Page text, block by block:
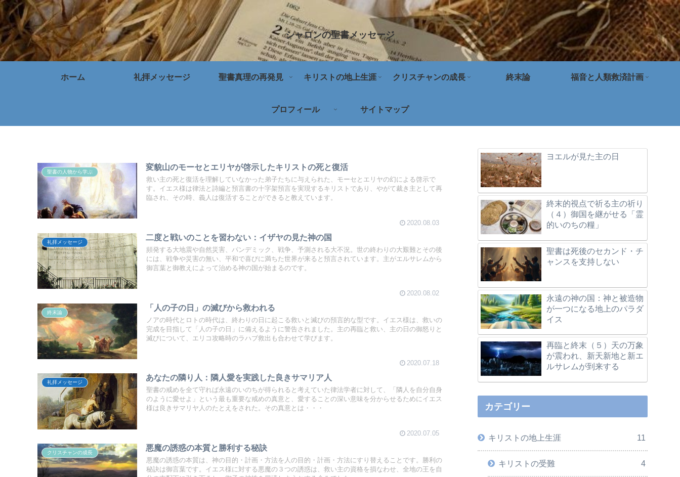
シャロンの聖書メッセージ
ホーム 礼拝メッセージ 聖書真理の再発見 キリストの地上生涯 クリスチャンの成長 終末論 福音と人類救済計画
プロフィール サイトマップ
聖書の人物から学ぶ
変貌山のモーセとエリヤが啓示したキリストの死と復活
救い主の死と復活を理解していなかった弟子たちに与えられた、モーセとエリヤの幻による啓示で
す。イエス様は律法と詩編と預言書の十字架預言を実現するキリストであり、やがて裁き主として再
臨され、その時、義人は復活することができると教えています。
2020.08.03
礼拝メッセージ
二度と戦いのことを習わない：イザヤの見た神の国
頻発する大地震や自然災害、パンデミック、戦争、予測される大不況。世の終わりの大艱難とその後
には、戦争や災害の無い、平和で喜びに満ちた世界が来ると預言されています。主がエルサレムから
御言葉と御教えによって治める神の国が始まるのです。
2020.08.02
終末論
「人の子の日」の滅びから救われる
ノアの時代とロトの時代は、終わりの日に起こる救いと滅びの預言的な型です。イエス様は、救いの
完成を目指して「人の子の日」に備えるように警告されました。主の再臨と救い、主の日の御怒りと
滅びについて、エリコ攻略時のラハブ救出も合わせて学びます。
2020.07.18
礼拝メッセージ
あなたの隣り人：隣人愛を実践した良きサマリア人
聖書の戒めを全て守れば永遠のいのちが得られると考えていた律法学者に対して、「隣人を自分自身
のように愛せよ」という最も重要な戒めの真意と、愛することの深い意味を分からせるためにイエス
様は良きサマリヤ人のたとえをされた。その真意とは・・・
2020.07.05
クリスチャンの成長
悪魔の誘惑の本質と勝利する秘訣
悪魔の誘惑の本質は、神の目的・計画・方法を人の目的・計画・方法にすり替えることです。勝利の
秘訣は御言葉です。イエス様に対する悪魔の３つの誘惑は、救い主の資格を損なわせ、全地の王を自
ヨエルが見た主の日
終末的視点で祈る主の祈り
（４）御国を継がせる「霊
的いのちの糧」
聖書は死後のセカンド・チ
ャンスを支持しない
永遠の神の国：神と被造物
が一つになる地上のパラダ
イス
再臨と終末（５）天の万象
が震われ、新天新地と新エ
ルサレムが到来する
カテゴリー
キリストの地上生涯 11
キリストの受難 4